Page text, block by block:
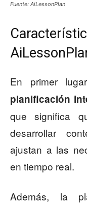
Fuente: AiLessonPlan
En primer
planificación
que significa
desarrollar
ajustan a las
en tiempo real.
Además, la